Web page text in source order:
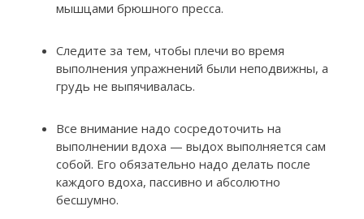
мышцами брюшного пресса.
Следите за тем, чтобы плечи во время
выполнения упражнений были неподвижны, а
грудь не выпячивалась.
Все внимание надо сосредоточить на
выполнении вдоха — выдох выполняется сам
собой. Его обязательно надо делать после
каждого вдоха, пассивно и абсолютно
бесшумно.